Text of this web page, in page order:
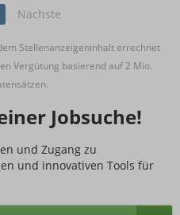
Nächste
Stellenanzeigeninhalt errechnet
Vergütung basierend auf 2 Mio.
Jobsuche!
und Zugang zu
und innovativen Tools für